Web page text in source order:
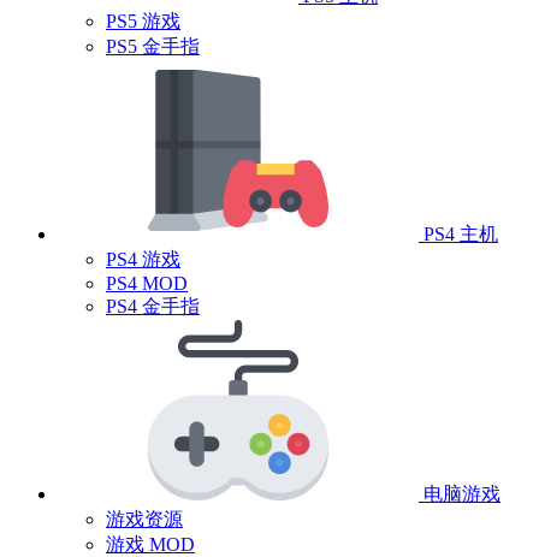
PS5 游戏
PS5 金手指
PS4 主机
PS4 游戏
PS4 MOD
PS4 金手指
电脑游戏
游戏资源
游戏 MOD